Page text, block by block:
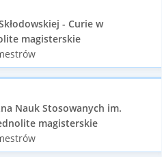
- Curie w
magisterskie
Nauk Stosowanych im.
magisterskie